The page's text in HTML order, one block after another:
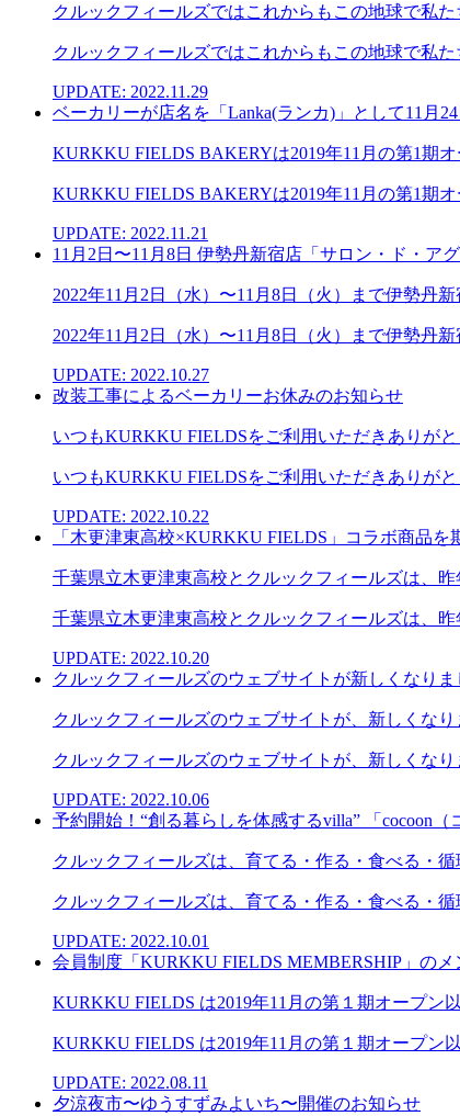
クルックフィールズではこれからもこの地球で私
クルックフィールズではこれからもこの地球で私
UPDATE: 2022.11.29
ベーカリーが店名を「Lanka(ランカ)」として11月
KURKKU FIELDS BAKERYは2019年11月の第1期
KURKKU FIELDS BAKERYは2019年11月の第1期
UPDATE: 2022.11.21
11月2日〜11月8日 伊勢丹新宿店「サロン・ド・ア
2022年11月2日（水）〜11月8日（火）まで伊勢丹
2022年11月2日（水）〜11月8日（火）まで伊勢丹
UPDATE: 2022.10.27
改装工事によるベーカリーお休みのお知らせ
いつもKURKKU FIELDSをご利用いただきありが
いつもKURKKU FIELDSをご利用いただきありがと
UPDATE: 2022.10.22
「木更津東高校×KURKKU FIELDS」コラボ商品を
千葉県立木更津東高校とクルックフィールズは、
千葉県立木更津東高校とクルックフィールズは、
UPDATE: 2022.10.20
クルックフィールズのウェブサイトが新しくなりま
クルックフィールズのウェブサイトが、新しくな
クルックフィールズのウェブサイトが、新しくな
UPDATE: 2022.10.06
予約開始！“創る暮らしを体感するvilla” 「cocoon（
クルックフィールズは、育てる・作る・食べる・
クルックフィールズは、育てる・作る・食べる・
UPDATE: 2022.10.01
会員制度「KURKKU FIELDS MEMBERSHIP」のメ
KURKKU FIELDS は2019年11月の第１期オープン
KURKKU FIELDS は2019年11月の第１期オープン
UPDATE: 2022.08.11
夕涼夜市〜ゆうすずみよいち〜開催のお知らせ